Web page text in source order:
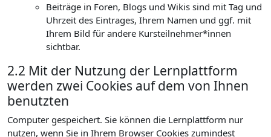
Beiträge in Foren, Blogs und Wikis sind mit Tag und
Uhrzeit des Eintrages, Ihrem Namen und ggf. mit
Ihrem Bild für andere Kursteilnehmer*innen
sichtbar.
2.2 Mit der Nutzung der Lernplattform
werden zwei Cookies auf dem von Ihnen
benutzten
Computer gespeichert. Sie können die Lernplattform nur
nutzen, wenn Sie in Ihrem Browser Cookies zumindest